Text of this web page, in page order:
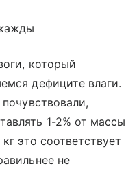
который
дефиците влаги.
1-2% от массы
это соответствует
не